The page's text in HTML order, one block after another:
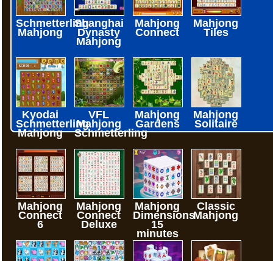
Schmetterling
Mahjong
Shanghai
Dynasty
Mahjong
Mahjong
Connect
Mahjong
Tiles
Kyodai
Schmetterling
Mahjong
VFL
Mahjong
Schmetterling
Mahjong
Gardens
Mahjong
Solitaire
Mahjong
Connect
6
Mahjong
Connect
Deluxe
Mahjong
Dimensions
15
minutes
Classic
Mahjong